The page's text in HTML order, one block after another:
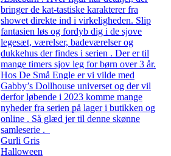
bringer de kat-tastiske karakterer fra
showet direkte ind i virkeligheden. Slip
fantasien løs og fordyb dig i de sjove
legesæt, værelser, badeværelser og
dukkehus der findes i serien . Der er til
mange timers sjov leg for børn over 3 år.
Hos De Små Engle er vi vilde med
Gabby’s Dollhouse universet og der vil
derfor løbende i 2023 komme mange
nyheder fra serien på lager i butikken og
online . Så glæd jer til denne skønne
samleserie .
Gurli Gris
Halloween